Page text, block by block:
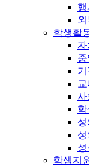
행
외
학생활
자
중
기
사
학생지